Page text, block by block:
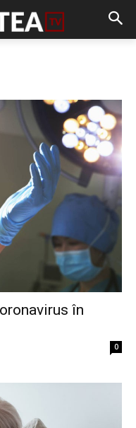
în
0